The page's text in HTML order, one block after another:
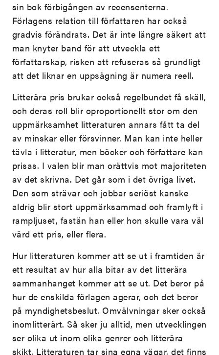
sin bok förbigången av recensenterna.
Förlagens relation till författaren har också
gradvis förändrats. Det är inte längre säkert att
man knyter band för att utveckla ett
författarskap, risken att refuseras så grundligt
att det liknar en uppsägning är numera reell.
Litterära pris brukar också regelbundet få skäll,
och deras roll blir oproportionellt stor om den
uppmärksamhet litteraturen annars fått ta del
av minskar eller försvinner. Man kan inte heller
tävla i litteratur, men böcker och författare kan
prisas. I valen blir man orättvis mot majoriteten
av det skrivna. Det går som i det övriga livet.
Den som strävar och jobbar seriöst kanske
aldrig blir stort uppmärksammad och framlyft i
rampljuset, fastän han eller hon skulle vara väl
värd ett pris, eller flera.
Hur litteraturen kommer att se ut i framtiden är
ett resultat av hur alla bitar av det litterära
sammanhanget kommer att se ut. Det beror på
hur de enskilda förlagen agerar, och det beror
på myndighetsbeslut. Omvälvningar sker också
inomlitterärt. Så sker ju alltid, men utvecklingen
ser olika ut inom olika genrer och litterära
skikt. Litteraturen tar sina egna vägar, det finns